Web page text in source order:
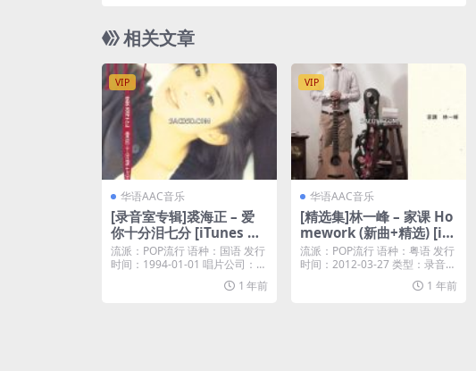
相关文章
VIP
华语AAC音乐
[录音室专辑]裘海正 – 爱
你十分泪七分 [iTunes Pl
us M4A]
流派：POP流行 语种：国语 发行
时间：1994-01-01 唱片公司：W
1 年前
VIP
华语AAC音乐
[精选集]林一峰 – 家课 Ho
mework (新曲+精选) [iT
unes Plus M4A]
流派：POP流行 语种：粤语 发行
时间：2012-03-27 类型：录音室
1 年前